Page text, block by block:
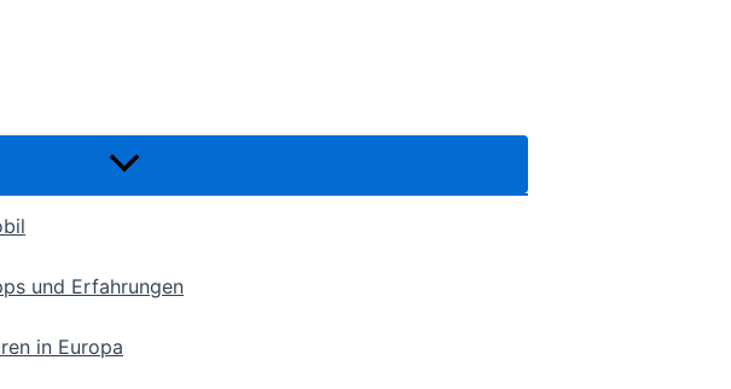
und Erfahrungen
in Europa